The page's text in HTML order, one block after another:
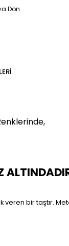
Dön
veren bir taştır.